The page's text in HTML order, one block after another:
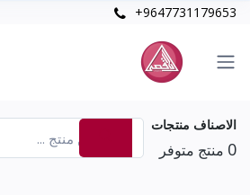
+9647731179653
الاصناف منتجات
0 منتج متوفر